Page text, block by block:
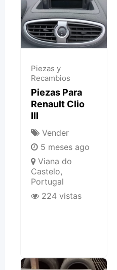
Piezas y
Recambios
Piezas Para
Renault Clio
III
Vender
5 meses ago
Viana do
Castelo,
Portugal
224 vistas